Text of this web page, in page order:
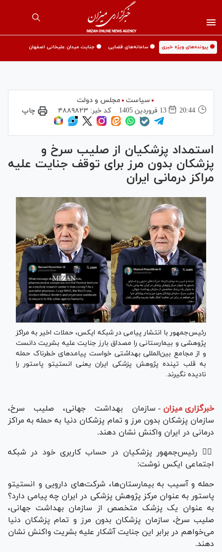
🟡 پرونده‌های ویژه خبری 🟡 سامانه‌های قضایی 🟡 جنایت میدان علیخانی اصفهان
سیاست
مجلس و دولت
20:44
13 فروردين 1405 کد خبر: ۴۸۸۹۸۲۳ چاپ
استمداد پزشکیان از صلیب سرخ و
پزشکان بدون مرز برای توقف جنایت علیه
مراکز درمانی ایران
رئیس‌جمهور با انتشار پیامی در شبکه ایکس، حملات اخیر به مراکز
پژوهشی و بیمارستانی را مصداق بارز جنایت علیه بشریت دانست
و از مجامع بین‌المللی بهداشتی خواست پیامد‌های خطرناک حمله
به قلب تپنده پژوهش پزشکی ایران یعنی انستیتو پاستور را
نادیده نگیرند.
خبرگزاری میزان - سازمان بهداشت جهانی، صلیب سرخ،
سازمان پزشکان بدون مرز و تمام پزشکان دنیا به حمله به مراکز
درمانی در ایران واکنش نشان دهند.
✍🏽 رئیس‌جمهور پزشکیان در حساب کاربری خود در شبکه
اجتماعی ایکس نوشت:
‌حمله و آسیب به بیمارستان‌ها، شرکت‌های دارویی و انستیتو
پاستور به عنوان مرکز پژوهش پزشکی در ایران چه پیامی دارد؟
به عنوان یک پزشک متخصص از سازمان بهداشت جهانی،
صلیب سرخ، سازمان پزشکان بدون مرز و تمام پزشکان دنیا
می‌خواهم در برابر این جنایت آشکار علیه بشریت واکنش نشان
دهند.